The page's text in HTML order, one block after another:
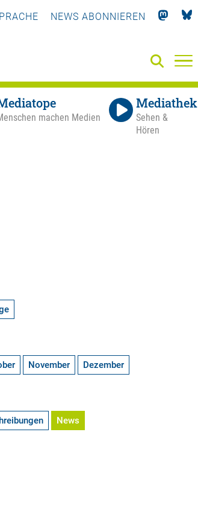
NEWS ABONNIEREN
machen Medien
Mediathek
Sehen &
Hören
November Dezember
News